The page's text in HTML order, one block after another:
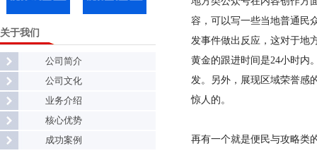
关于我们
公司简介
公司文化
业务介绍
核心优势
成功案例
容，可以写一些当地普通民
发事件做出反应，这对于地
黄金的跟进时间是24小时内
发。另外，展现区域荣誉感
惊人的。
再有一个就是便民与攻略类